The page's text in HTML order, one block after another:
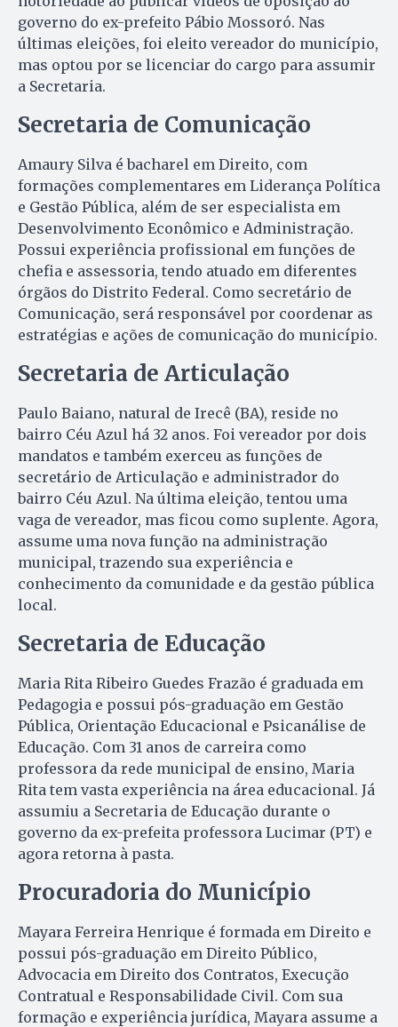
governo do ex-prefeito Pábio Mossoró. Nas
últimas eleições, foi eleito vereador do município,
mas optou por se licenciar do cargo para assumir
a Secretaria.
Secretaria de Comunicação
Amaury Silva é bacharel em Direito, com
formações complementares em Liderança Política
e Gestão Pública, além de ser especialista em
Desenvolvimento Econômico e Administração.
Possui experiência profissional em funções de
chefia e assessoria, tendo atuado em diferentes
órgãos do Distrito Federal. Como secretário de
Comunicação, será responsável por coordenar as
estratégias e ações de comunicação do município.
Secretaria de Articulação
Paulo Baiano, natural de Irecê (BA), reside no
bairro Céu Azul há 32 anos. Foi vereador por dois
mandatos e também exerceu as funções de
secretário de Articulação e administrador do
bairro Céu Azul. Na última eleição, tentou uma
vaga de vereador, mas ficou como suplente. Agora,
assume uma nova função na administração
municipal, trazendo sua experiência e
conhecimento da comunidade e da gestão pública
local.
Secretaria de Educação
Maria Rita Ribeiro Guedes Frazão é graduada em
Pedagogia e possui pós-graduação em Gestão
Pública, Orientação Educacional e Psicanálise de
Educação. Com 31 anos de carreira como
professora da rede municipal de ensino, Maria
Rita tem vasta experiência na área educacional. Já
assumiu a Secretaria de Educação durante o
governo da ex-prefeita professora Lucimar (PT) e
agora retorna à pasta.
Procuradoria do Município
Mayara Ferreira Henrique é formada em Direito e
possui pós-graduação em Direito Público,
Advocacia em Direito dos Contratos, Execução
Contratual e Responsabilidade Civil. Com sua
formação e experiência jurídica, Mayara assume a